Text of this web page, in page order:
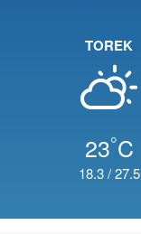
TOREK
23°C
18.3/27.5